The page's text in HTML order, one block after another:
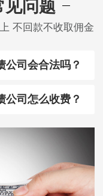
见问题
不回款不收取佣金
公司会合法吗？
公司怎么收费？